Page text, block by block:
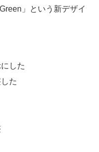
」という新デザイ
した
た